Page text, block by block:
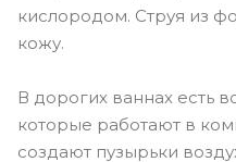
кислородом. Струя из
кожу.
В дорогих ваннах есть
которые работают в
создают пузырьки